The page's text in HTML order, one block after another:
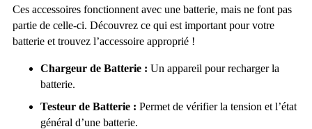
Ces accessoires fonctionnent avec une batterie, mais ne font pas
partie de celle-ci. Découvrez ce qui est important pour votre
batterie et trouvez l’accessoire approprié !
Chargeur de Batterie : Un appareil pour recharger la
batterie.
Testeur de Batterie : Permet de vérifier la tension et l’état
général d’une batterie.